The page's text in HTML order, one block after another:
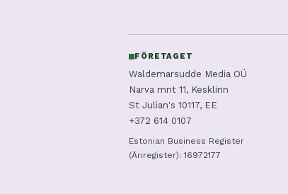
FÖRETAGET
Waldemarsudde Media OÜ
Narva mnt 11, Kesklinn
St Julian's 10117, EE
+372 614 0107
Estonian Business Register
(Äriregister): 16972177